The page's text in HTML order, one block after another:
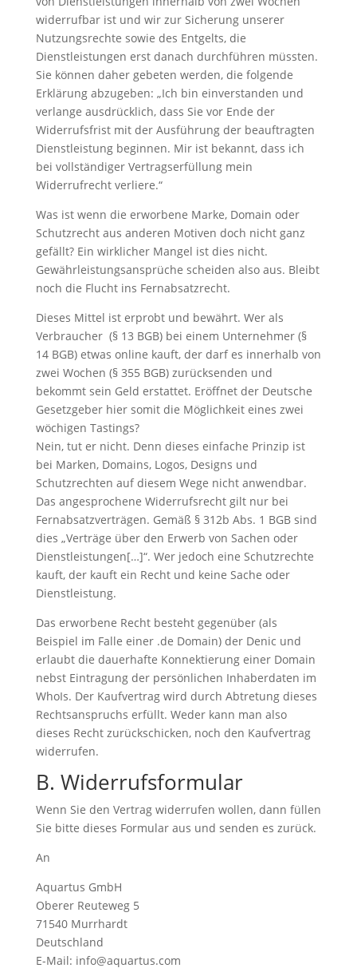
widerrufbar ist und wir zur Sicherung unserer
Nutzungsrechte sowie des Entgelts, die
Dienstleistungen erst danach durchführen müssten.
Sie können daher gebeten werden, die folgende
Erklärung abzugeben: „Ich bin einverstanden und
verlange ausdrücklich, dass Sie vor Ende der
Widerrufsfrist mit der Ausführung der beauftragten
Dienstleistung beginnen. Mir ist bekannt, dass ich
bei vollständiger Vertragserfüllung mein
Widerrufrecht verliere.“
Was ist wenn die erworbene Marke, Domain oder
Schutzrecht aus anderen Motiven doch nicht ganz
gefällt? Ein wirklicher Mangel ist dies nicht.
Gewährleistungsansprüche scheiden also aus. Bleibt
noch die Flucht ins Fernabsatzrecht.
Dieses Mittel ist erprobt und bewährt. Wer als
Verbraucher (§ 13 BGB) bei einem Unternehmer (§
14 BGB) etwas online kauft, der darf es innerhalb von
zwei Wochen (§ 355 BGB) zurücksenden und
bekommt sein Geld erstattet. Eröffnet der Deutsche
Gesetzgeber hier somit die Möglichkeit eines zwei
wöchigen Tastings?
Nein, tut er nicht. Denn dieses einfache Prinzip ist
bei Marken, Domains, Logos, Designs und
Schutzrechten auf diesem Wege nicht anwendbar.
Das angesprochene Widerrufsrecht gilt nur bei
Fernabsatzverträgen. Gemäß § 312b Abs. 1 BGB sind
dies „Verträge über den Erwerb von Sachen oder
Dienstleistungen[…]“. Wer jedoch eine Schutzrechte
kauft, der kauft ein Recht und keine Sache oder
Dienstleistung.
Das erworbene Recht besteht gegenüber (als
Beispiel im Falle einer .de Domain) der Denic und
erlaubt die dauerhafte Konnektierung einer Domain
nebst Eintragung der persönlichen Inhaberdaten im
WhoIs. Der Kaufvertrag wird durch Abtretung dieses
Rechtsanspruchs erfüllt. Weder kann man also
dieses Recht zurückschicken, noch den Kaufvertrag
widerrufen.
B. Widerrufsformular
Wenn Sie den Vertrag widerrufen wollen, dann füllen
Sie bitte dieses Formular aus und senden es zurück.
An
Aquartus GmbH
Oberer Reuteweg 5
71540 Murrhardt
Deutschland
E-Mail: info@aquartus.com